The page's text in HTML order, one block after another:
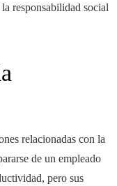
responsabilidad social
relacionadas con la
de un empleado
pero sus